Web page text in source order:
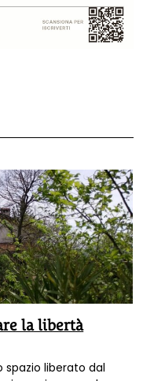
la libertà
spazio liberato dal